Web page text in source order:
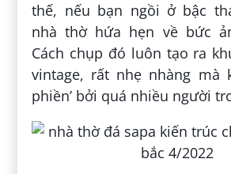
thế, nếu bạn ngồi ở bậc
nhà thờ hứa hẹn về bức
Cách chụp đó luôn tạo ra
vintage, rất nhẹ nhàng mà
phiền’ bởi quá nhiều người